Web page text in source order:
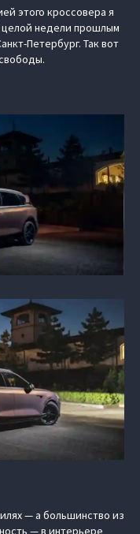
этого кроссовера я
целой недели прошлым
Петербург. Так вот
— а большинство из
— в интерьере